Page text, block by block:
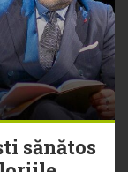
sănătos